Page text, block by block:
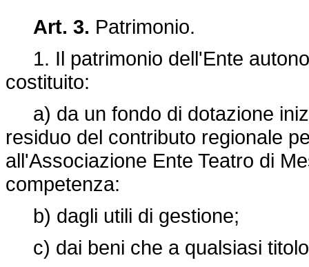
Art. 3. Patrimonio.
1. Il patrimonio dell'Ente
costituito:
a) da un fondo di dotazione
residuo del contributo regionale
all'Associazione Ente Teatro di
competenza:
b) dagli utili di gestione;
c) dai beni che a qualsiasi